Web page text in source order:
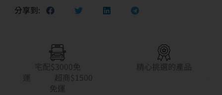
分享到:
宅配$3000免
運 超商$1500
免運
精心挑選的產品